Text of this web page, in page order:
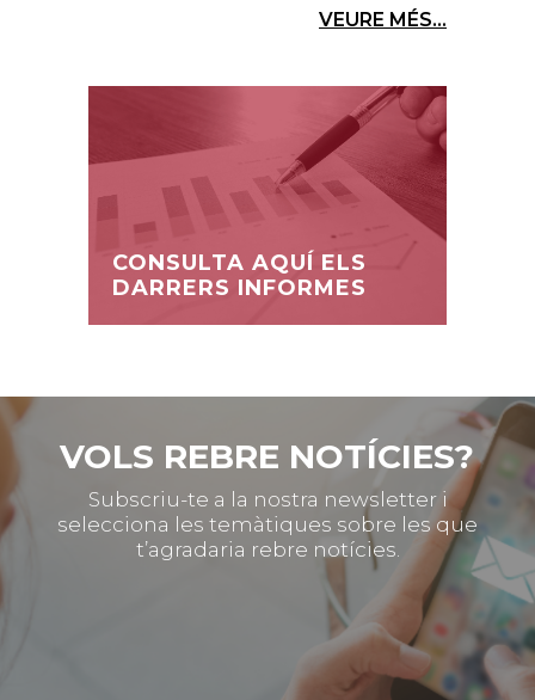
VEURE MÉS...
CONSULTA AQUÍ ELS
DARRERS INFORMES
VOLS REBRE NOTÍCIES?
Subscriu-te a la nostra newsletter i
selecciona les temàtiques sobre les que
t’agradaria rebre notícies.